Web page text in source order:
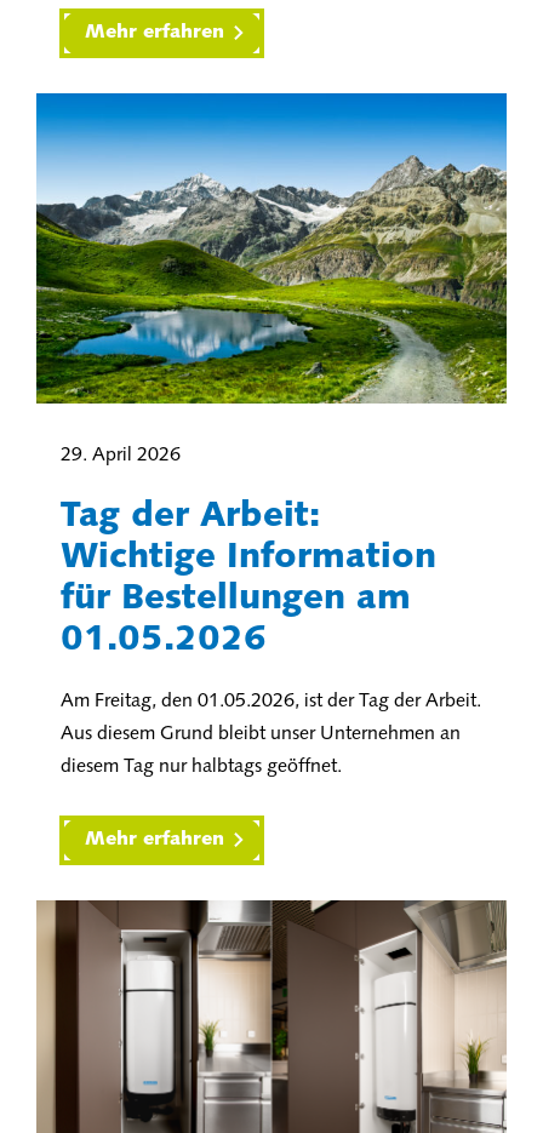
Mehr erfahren
29. April 2026
Tag der Arbeit:
Wichtige Information
für Bestellungen am
01.05.2026
Am Freitag, den 01.05.2026, ist der Tag der Arbeit.
Aus diesem Grund bleibt unser Unternehmen an
diesem Tag nur halbtags geöffnet.
Mehr erfahren